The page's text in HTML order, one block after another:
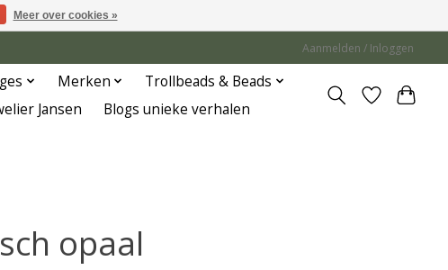
Aanmelden / Inloggen
Merken
Trollbeads & Beads
Jansen Blogs unieke verhalen
opaal
Meer over cookies »